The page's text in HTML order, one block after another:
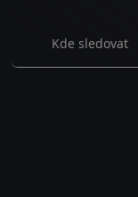
Kde sledovat